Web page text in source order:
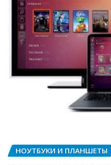
НОУТБУКИ И ПЛАНШЕТЫ